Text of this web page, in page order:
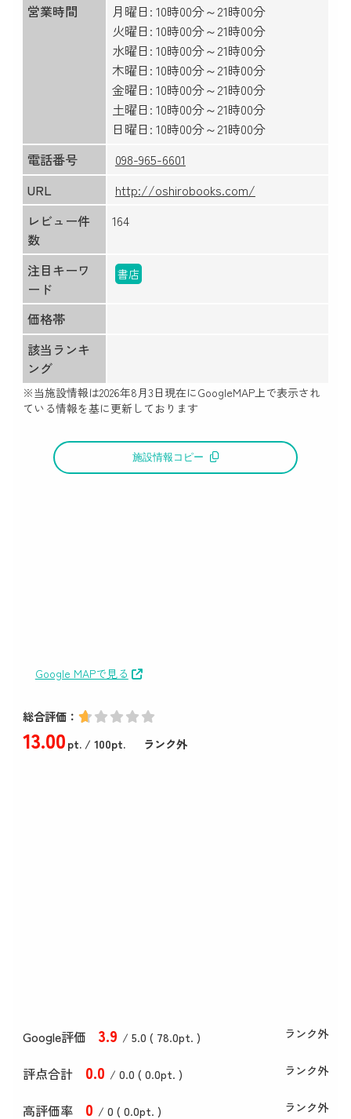
営業時間
月曜日: 10時00分～21時00分
火曜日: 10時00分～21時00分
水曜日: 10時00分～21時00分
木曜日: 10時00分～21時00分
金曜日: 10時00分～21時00分
土曜日: 10時00分～21時00分
日曜日: 10時00分～21時00分
電話番号
098-965-6601
URL
http://oshirobooks.com/
レビュー件
数
164
注目キーワ
ード
書店
価格帯
該当ランキ
ング
※当施設情報は2026年8月3日現在にGoogleMAP上で表示され
ている情報を基に更新しております
施設情報コピー
Google MAPで見る
総合評価：
13.00pt./ 100pt. ランク外
Google評価 3.9 / 5.0 ( 78.0pt. ) ランク外
評点合計 0.0 / 0.0 ( 0.0pt. ) ランク外
高評価率 0 / 0 ( 0.0pt. ) ランク外